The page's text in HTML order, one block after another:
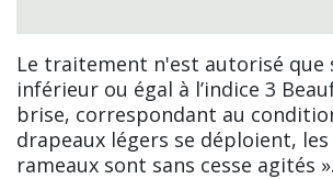
Le traitement n'est autorisé que
inférieur ou égal à l’indice 3
brise, correspondant au
drapeaux légers se déploient,
rameaux sont sans cesse agités ».